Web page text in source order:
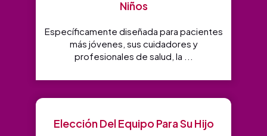
Niños
Específicamente diseñada para pacientes
más jóvenes, sus cuidadores y
profesionales de salud, la ...
Elección Del Equipo Para Su Hijo